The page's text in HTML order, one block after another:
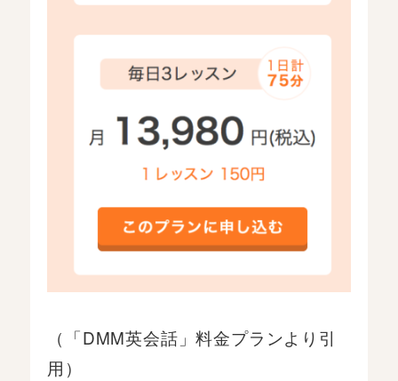
（「DMM英会話」料金プランより引
用）